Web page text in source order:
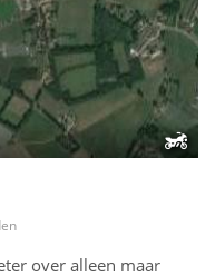
over alleen maar